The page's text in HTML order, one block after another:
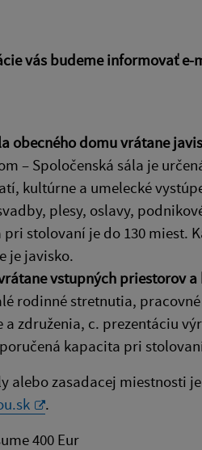
vás budeme informovať e-
obecného domu vrátane
– Spoločenská sála je
kultúrne a umelecké
plesy, oslavy,
stolovaní je do 130 miest.
je javisko.
vstupných priestorov
rodinné stretnutia,
združenia, c. prezentáciu
kapacita pri
alebo zasadacej miestnosti
.
400 Eur